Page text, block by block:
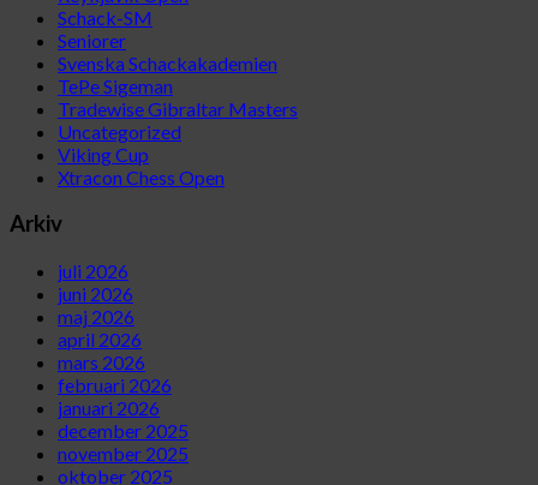
Schack-SM
Seniorer
Svenska Schackakademien
TePe Sigeman
Tradewise Gibraltar Masters
Uncategorized
Viking Cup
Xtracon Chess Open
Arkiv
juli 2026
juni 2026
maj 2026
april 2026
mars 2026
februari 2026
januari 2026
december 2025
november 2025
oktober 2025